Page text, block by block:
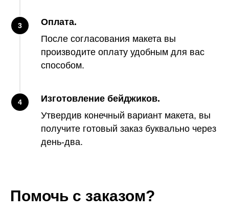
3
Оплата.
После согласования макета вы
производите оплату удобным для вас
способом.
4
Изготовление бейджиков.
Утвердив конечный вариант макета, вы
получите готовый заказ буквально через
день-два.
Помочь с заказом?